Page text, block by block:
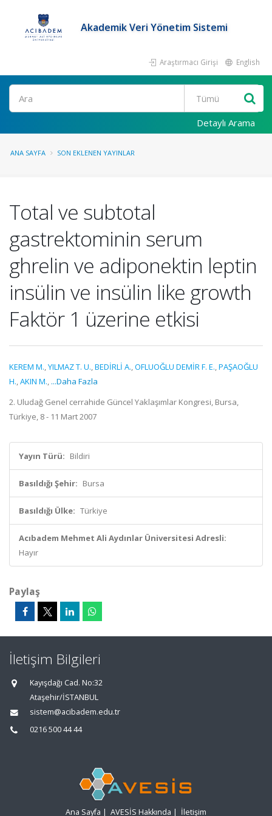
Akademik Veri Yönetim Sistemi
Araştırmacı Girişi English
Ara
Detaylı Arama
ANA SAYFA SON EKLENEN YAYINLAR
Total ve subtotal
gastrektominin serum
ghrelin ve adiponektin leptin
insülin ve insülin like growth
Faktör 1 üzerine etkisi
KEREM M.,YILMAZ T. U.,BEDİRLİ A.,OFLUOĞLU DEMİR F. E.,PAŞAOĞLU
H.,AKIN M., ...Daha Fazla
2. Uludağ Genel cerrahide Güncel Yaklaşımlar Kongresi, Bursa,
Türkiye, 8 - 11 Mart 2007
Yayın Türü: Bildiri
Basıldığı Şehir: Bursa
Basıldığı Ülke: Türkiye
Acıbadem Mehmet Ali Aydınlar Üniversitesi Adresli:
Hayır
Paylaş
İletişim Bilgileri
Kayışdağı Cad. No:32
Ataşehir/İSTANBUL
sistem@acibadem.edu.tr
0216 500 44 44
Ana Sayfa | AVESİS Hakkında | İletişim